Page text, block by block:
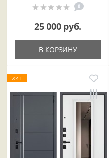
0
25 000 руб.
В КОРЗИНУ
ХИТ